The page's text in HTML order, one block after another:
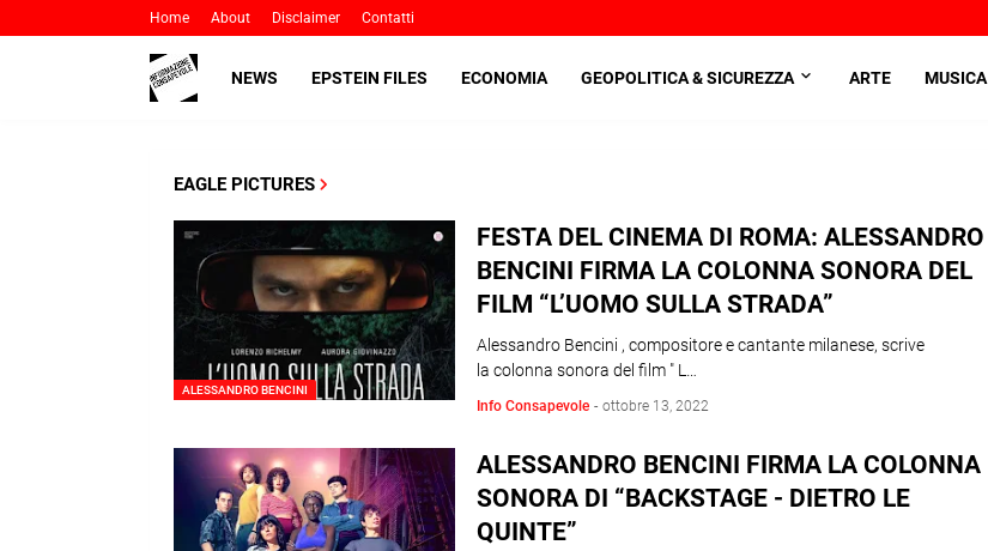
Home About Disclaimer Contatti
NEWS EPSTEIN FILES ECONOMIA GEOPOLITICA & SICUREZZA ARTE MUSICA
EAGLE PICTURES
ALESSANDRO BENCINI
FESTA DEL CINEMA DI ROMA: ALESSANDRO
BENCINI FIRMA LA COLONNA SONORA DEL
FILM “L’UOMO SULLA STRADA”
Alessandro Bencini , compositore e cantante milanese, scrive
la colonna sonora del film " L…
Info Consapevole - ottobre 13, 2022
ALESSANDRO BENCINI FIRMA LA COLONNA
SONORA DI “BACKSTAGE - DIETRO LE
QUINTE”